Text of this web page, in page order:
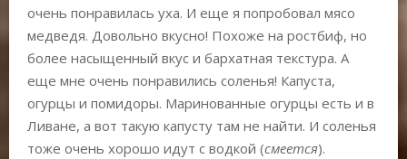
очень понравилась уха. И еще я попробовал мясо
медведя. Довольно вкусно! Похоже на ростбиф, но
более насыщенный вкус и бархатная текстура. А
еще мне очень понравились соленья! Капуста,
огурцы и помидоры. Маринованные огурцы есть и в
Ливане, а вот такую капусту там не найти. И соленья
тоже очень хорошо идут с водкой (смеется).